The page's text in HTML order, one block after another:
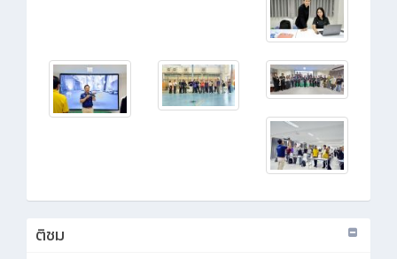
ติชม